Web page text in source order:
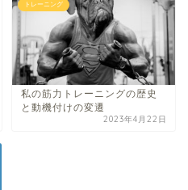
トレーニング
私の筋力トレーニングの歴史
と動機付けの変遷
2023年4月22日